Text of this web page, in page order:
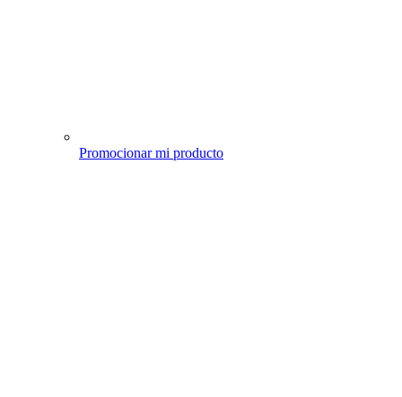
Promocionar mi producto